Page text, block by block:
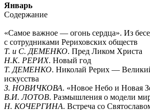
Январь
Содержание
«Самое важное — огонь сердца». Из
с сотрудниками Рериховских обществ
Т. и С. ДЕМЕНКО. Пред Ликом Христа
Н.К. РЕРИХ. Новый год
Т. ДЕМЕНКО. Николай Рерих —
искусства
З. НОВИЧКОВА. «Новое Небо и Новая
В.И. ЛОТОВ. Размышления о модели
Н. КОЧЕРГИНА. Встреча со